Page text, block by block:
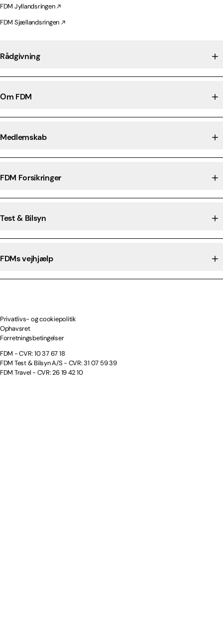
FDM Jyllandsringen
FDM Sjællandsringen
Rådgivning
Om FDM
Medlemskab
FDM Forsikringer
Test & Bilsyn
FDMs vejhjælp
Privatlivs- og cookiepolitik
Ophavsret
Forretningsbetingelser
FDM - CVR: 10 37 67 18
FDM Test & Bilsyn A/S - CVR: 31 07 59 39
FDM Travel - CVR: 26 19 42 10